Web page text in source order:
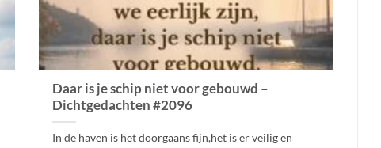
Daar is je schip niet voor gebouwd –
Dichtgedachten #2096
In de haven is het doorgaans fijn,het is er veilig en